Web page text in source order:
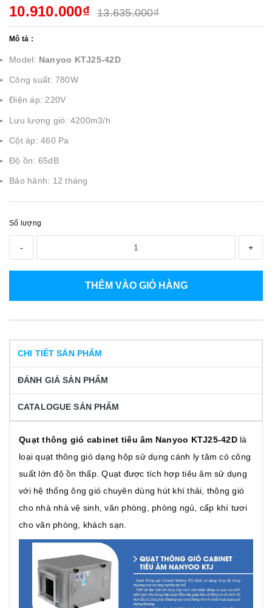
10.910.000₫ 13.635.000₫
Mô tả :
Model: Nanyoo KTJ25-42D
Công suất: 780W
Điện áp: 220V
Lưu lượng gió: 4200m3/h
Cột áp: 460 Pa
Độ ồn: 65dB
Bảo hảnh: 12 tháng
Số lượng
- +
THÊM VÀO GIỎ HÀNG
CHI TIẾT SẢN PHẨM
ĐÁNH GIÁ SẢN PHẨM
CATALOGUE SẢN PHẨM
Quạt thông gió cabinet tiêu âm Nanyoo KTJ25-42Dlà
loại quạt thông gió dạng hộp sử dụng cánh ly tâm có công
suất lớn độ ồn thấp. Quạt được tích hợp tiêu âm sử dụng
với hệ thống ông gió chuyên dùng hút khí thải, thông gió
cho nhà nhà vệ sinh, văn phòng, phòng ngủ, cấp khí tươi
cho văn phòng, khách sạn.